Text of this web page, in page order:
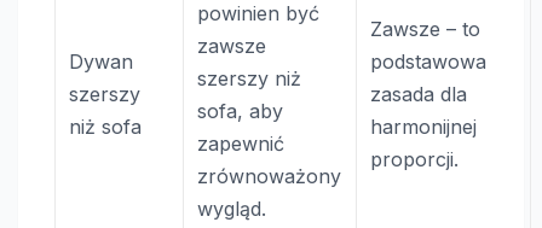
Dywan
szerszy
niż sofa
powinien być
zawsze
szerszy niż
sofa, aby
zapewnić
zrównoważony
wygląd.
Zawsze – to
podstawowa
zasada dla
harmonijnej
proporcji.